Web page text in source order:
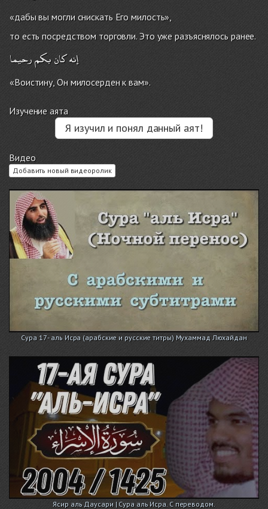
«дабы вы могли снискать Его милость»,
то есть посредством торговли. Это уже разъяснялось ранее.
إنهكانبكمرحيما
«Воистину, Он милосерден к вам».
Изучение аята
Я изучил и понял данный аят!
Видео
Добавить новый видеоролик
Сура 17 - аль Исра (арабские и русские титры) Мухаммад Люхайдан
Ясир аль Даусари | Сура аль Исра. С переводом.